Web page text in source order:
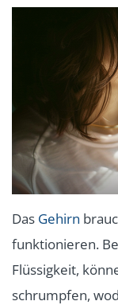
Das Gehirn
funktionieren.
Flüssigkeit,
schrumpfen,